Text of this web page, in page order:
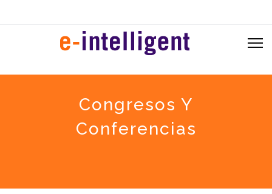
Congresos Y
Conferencias